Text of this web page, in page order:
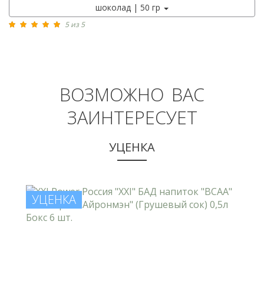
шоколад | 50 гр
5 из 5
ВОЗМОЖНО ВАС
ЗАИНТЕРЕСУЕТ
УЦЕНКА
УЦЕНКА